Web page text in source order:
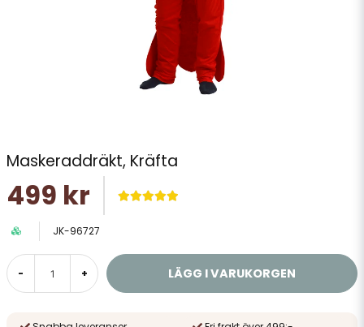
Maskeraddräkt, Kräfta
499 kr
JK-96727
- + LÄGG I VARUKORGEN